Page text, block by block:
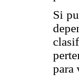
Si
para